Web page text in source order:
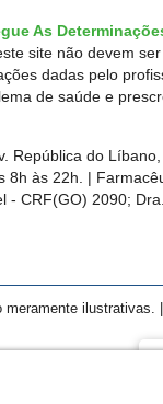
As
site não devem
dadas pelo
de saúde e
do
às 22h. |
- CRF(GO) 2090;